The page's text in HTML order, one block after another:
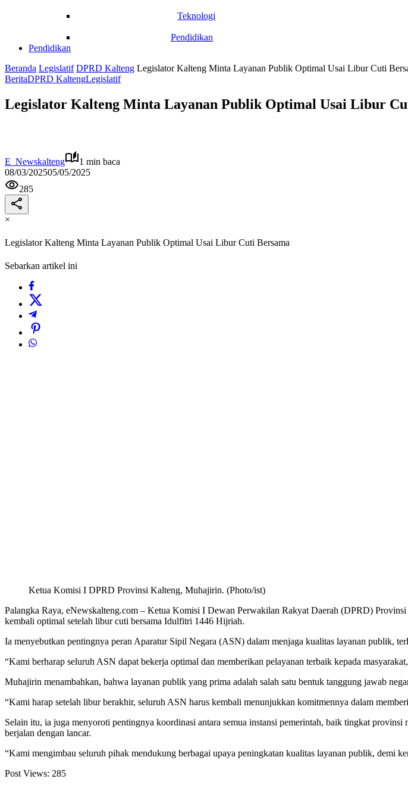
Teknologi
Pendidikan
Pendidikan
Beranda Legislatif DPRD Kalteng Legislator Kalteng Minta Layanan Publik Optimal Usai Libur Cuti
BeritaDPRD KaltengLegislatif
Legislator Kalteng Minta Layanan Publik Optimal Usai Libur
E_Newskalteng
1 min baca
08/03/202505/05/2025
285
×
Legislator Kalteng Minta Layanan Publik Optimal Usai Libur Cuti Bersama
Sebarkan artikel ini
Ketua Komisi I DPRD Provinsi Kalteng, Muhajirin. (Photo/ist)
Palangka Raya, eNewskalteng.com – Ketua Komisi I Dewan Perwakilan Rakyat Daerah (DPRD)
kembali optimal setelah libur cuti bersama Idulfitri 1446 Hijriah.
Ia menyebutkan pentingnya peran Aparatur Sipil Negara (ASN) dalam menjaga kualitas layanan publik,
“Kami berharap seluruh ASN dapat bekerja optimal dan memberikan pelayanan terbaik kepada
Muhajirin menambahkan, bahwa layanan publik yang prima adalah salah satu bentuk tanggung jawab
“Kami harap setelah libur berakhir, seluruh ASN harus kembali menunjukkan komitmennya dalam
Selain itu, ia juga menyoroti pentingnya koordinasi antara semua instansi pemerintah, baik tingkat
berjalan dengan lancar.
“Kami mengimbau seluruh pihak mendukung berbagai upaya peningkatan kualitas layanan publik, demi
Post Views: 285